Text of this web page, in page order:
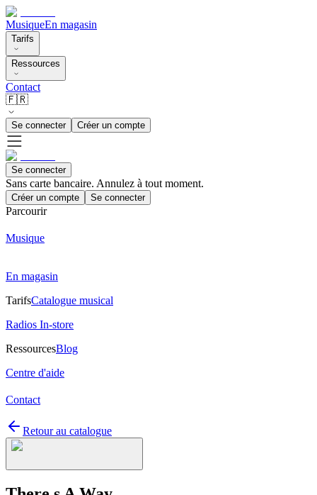
MusiqueEn magasin
Tarifs
Ressources
Contact
🇫🇷
Se connecter Créer un compte
Se connecter
Sans carte bancaire. Annulez à tout moment.
Créer un compte Se connecter
Parcourir
Musique
En magasin
TarifsCatalogue musical
Radios In-store
RessourcesBlog
Centre d'aide
Contact
Retour au catalogue